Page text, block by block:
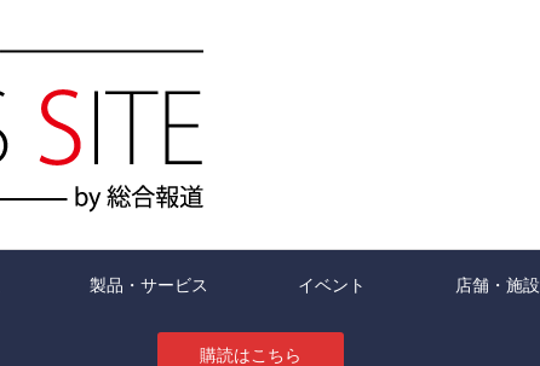
製品・サービス イベント 店舗・施設
購読はこちら